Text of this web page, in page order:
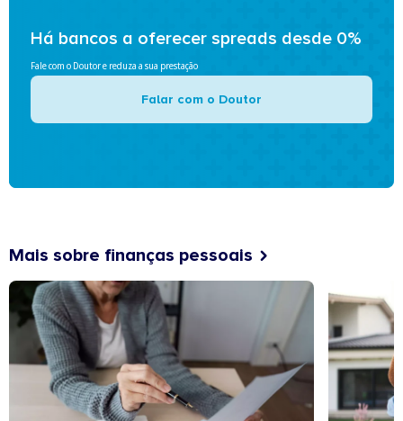
Há bancos a oferecer spreads desde 0%
Fale com o Doutor e reduza a sua prestação
Falar com o Doutor
Mais sobre finanças pessoais